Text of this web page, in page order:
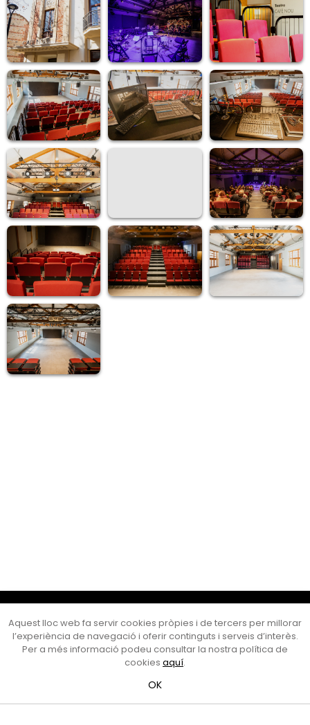
Cultura Mataró
Ajuntament de Mataró
C. de Sant Josep, 9 (Mataró, 08302)
Horari d'obertura: dilluns, dimecres i divendres de 10 a 13 h.
al telèfon al 93 758 23 61
Bústia ciutadana
Aquest lloc web fa servir cookies pròpies i de tercers per millorar
l’experiència de navegació i oferir continguts i serveis d’interès.
Per a més informació podeu consultar la nostra política de
cookies aquí.
OK